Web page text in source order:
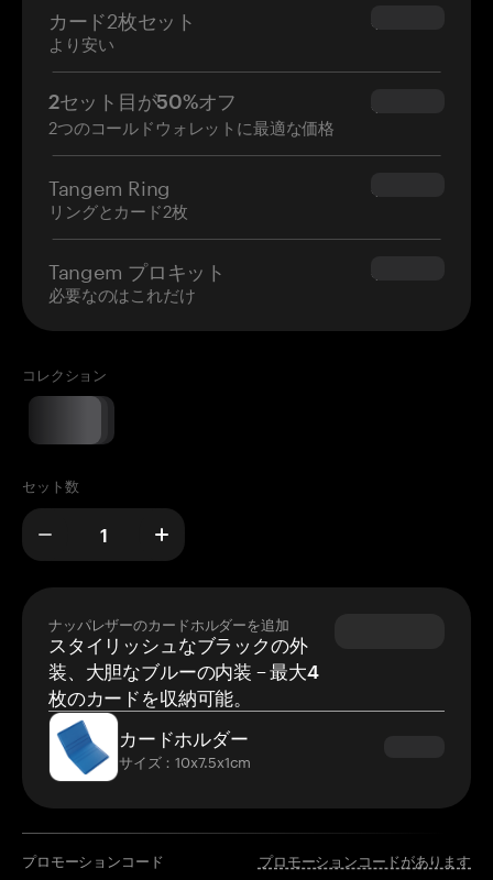
カード2枚セット
より安い
$54.90
2セット目が50%オフ
2つのコールドウォレットに最適な価格
$34.95
Tangem Ring
リングとカード2枚
$160.00
Tangem プロキット
必要なのはこれだけ
$180.00
コレクション
セット数
ナッパレザーのカードホルダーを追加
スタイリッシュなブラックの外
装、大胆なブルーの内装 – 最大4
枚のカードを収納可能。
カードホルダー
サイズ：10x7.5x1cm
プロモーションコード プロモーションコードがあります